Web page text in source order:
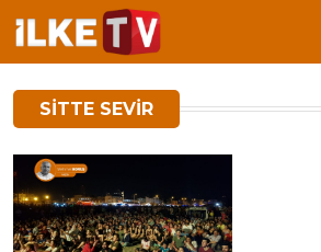
SITTE SEVIR